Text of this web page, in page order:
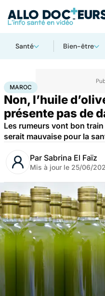
Santé Bien-être
AccueilSanté Santé publique
MAROC
Non, l’huile
présente pas de
Les rumeurs vont bon train
serait mauvaise pour la
Par Sabrina El Faïz
Mis à jour le 25/06/